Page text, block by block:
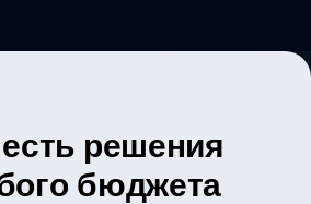
решения
бюджета